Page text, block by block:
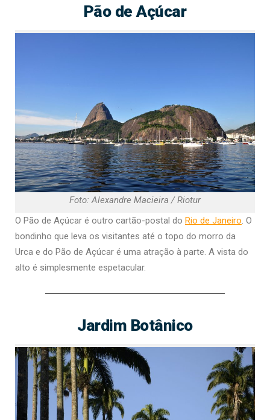
Pão de Açúcar
Foto: Alexandre Macieira / Riotur
O Pão de Açúcar é outro cartão-postal do Rio de Janeiro. O
bondinho que leva os visitantes até o topo do morro da
Urca e do Pão de Açúcar é uma atração à parte. A vista do
alto é simplesmente espetacular.
Jardim Botânico